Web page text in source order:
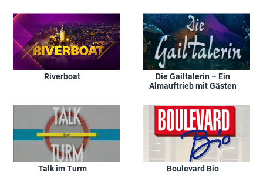
Riverboat
Die Gailtalerin – Ein
Almauftrieb mit Gästen
Talk im Turm Boulevard Bio